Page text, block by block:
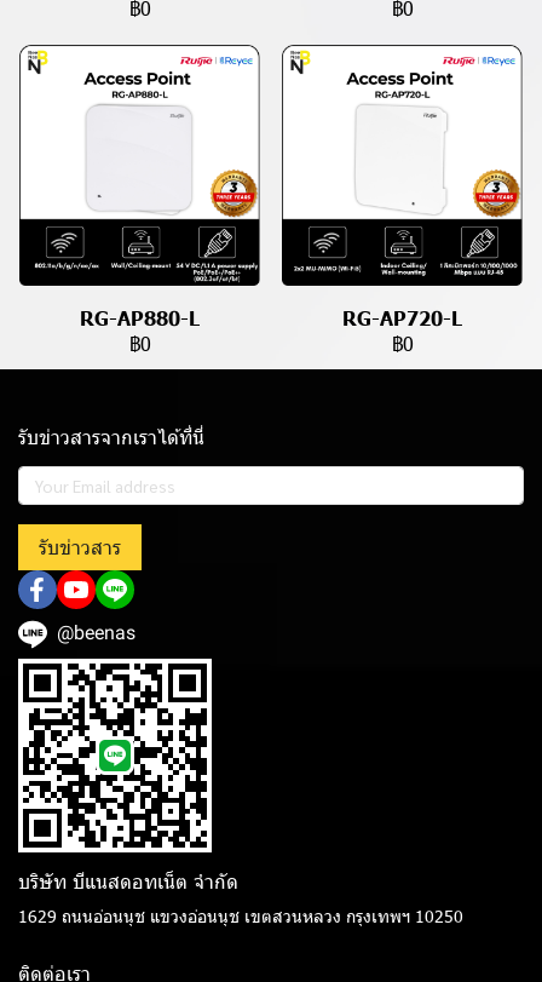
฿0 ฿0
RG-AP880-L
฿0
RG-AP720-L
฿0
รับข่าวสารจากเราได้ที่นี่
รับข่าวสาร
@beenas
บริษัท บีแนสดอทเน็ต จํากัด
1629 ถนนอ่อนนุช แขวงอ่อนนุช เขตสวนหลวง กรุงเทพฯ 10250
ติดต่อเรา